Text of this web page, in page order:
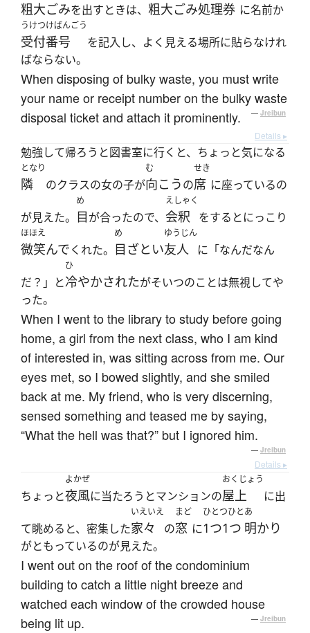
粗大ごみを出すときは、 粗大ごみ処理券 に名前か
うけつけばんごう
受付番号
を記入し、よく見える場所に貼らなけれ
ばならない。
When disposing of bulky waste, you must write
your name or receipt number on the bulky waste
disposal ticket and attach it prominently.
— Jreibun
Details ▸
勉強して帰ろうと図書室に行くと、ちょっと気になる
となり
隣 のクラスの女の子が
む
向こうの
せき
席 に座っているの
が見えた。
め
目が合ったので、
えしゃく
会釈 をするとにっこり
ほほえ
微笑んでくれた。
め
目ざとい
ゆうじん
友人 に「なんだなん
だ？」と
ひ
冷やかされたがそいつのことは無視してや
った。
When I went to the library to study before going
home, a girl from the next class, who I am kind
of interested in, was sitting across from me. Our
eyes met, so I bowed slightly, and she smiled
back at me. My friend, who is very discerning,
sensed something and teased me by saying,
“What the hell was that?” but I ignored him.
— Jreibun
Details ▸
ちょっと
よかぜ
夜風に当たろうとマンションの
おくじょう
屋上 に出
て眺めると、密集した
いえいえ
家々 の
まど
窓 に
ひとつひと
1つ1つ
あ
明かり
がともっているのが見えた。
I went out on the roof of the condominium
building to catch a little night breeze and
watched each window of the crowded house
being lit up.
— Jreibun